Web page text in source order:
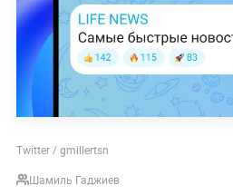
Twitter / gmillertsn
Шамиль Гаджиев